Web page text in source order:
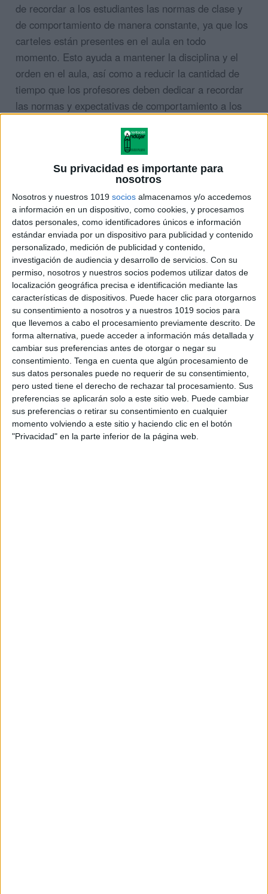
Su privacidad es importante para
nosotros
Nosotros y nuestros 1019 socios almacenamos y/o accedemos
a información en un dispositivo, como cookies, y procesamos
datos personales, como identificadores únicos e información
estándar enviada por un dispositivo para publicidad y contenido
personalizado, medición de publicidad y contenido,
investigación de audiencia y desarrollo de servicios. Con su
permiso, nosotros y nuestros socios podemos utilizar datos de
localización geográfica precisa e identificación mediante las
características de dispositivos. Puede hacer clic para otorgarnos
su consentimiento a nosotros y a nuestros 1019 socios para
que llevemos a cabo el procesamiento previamente descrito. De
forma alternativa, puede acceder a información más detallada y
cambiar sus preferencias antes de otorgar o negar su
consentimiento. Tenga en cuenta que algún procesamiento de
sus datos personales puede no requerir de su consentimiento,
pero usted tiene el derecho de rechazar tal procesamiento. Sus
preferencias se aplicarán solo a este sitio web. Puede cambiar
sus preferencias o retirar su consentimiento en cualquier
momento volviendo a este sitio y haciendo clic en el botón
"Privacidad" en la parte inferior de la página web.
de recordar a los estudiantes las normas de clase y
de comportamiento de manera constante, ya que los
carteles están presentes en el aula en todo
momento. Esto ayuda a mantener la disciplina y el
orden en el aula, así como a reducir la cantidad de
tiempo que los profesores deben dedicar a recordar
las normas y expectativas de comportamiento a los
ÚNETE A NUESTRO GRUPO EXCLUSIVO DE
WHATSAPP
ENLACE AL GRUPO